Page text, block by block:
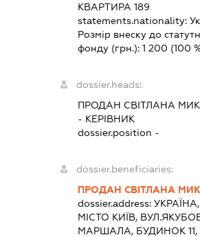
КВАРТИРА 189
statements.nationality:
Розмір внеску до
фонду (грн.): 1 200 (100
dossier.heads:
ПРОДАН СВІТЛАНА
- КЕРІВНИК
dossier.position -
dossier.beneficiaries:
ПРОДАН СВІТЛАНА
dossier.address: УКРАЇНА,
МІСТО КИЇВ,
МАРШАЛА, БУДИНОК 11,